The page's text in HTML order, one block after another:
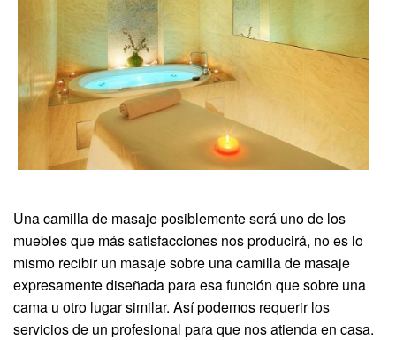
Una camilla de masaje posiblemente será uno de los
muebles que más satisfacciones nos producirá, no es lo
mismo recibir un masaje sobre una camilla de masaje
expresamente diseñada para esa función que sobre una
cama u otro lugar similar. Así podemos requerir los
servicios de un profesional para que nos atienda en casa.